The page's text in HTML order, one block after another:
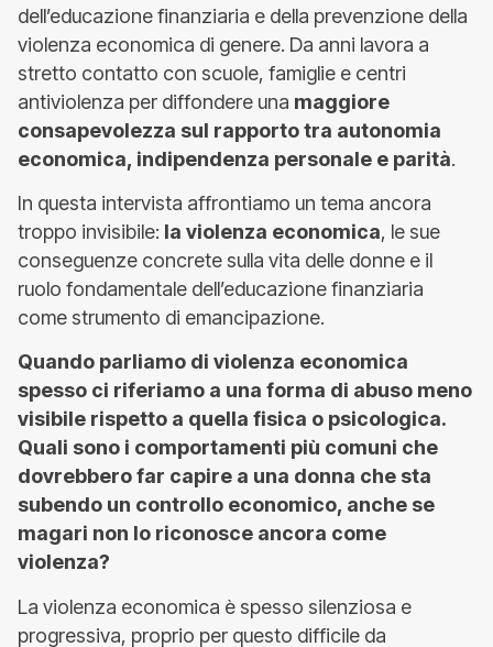
dell’educazione finanziaria e della prevenzione della
violenza economica di genere. Da anni lavora a
stretto contatto con scuole, famiglie e centri
antiviolenza per diffondere una maggiore
consapevolezza sul rapporto tra autonomia
economica, indipendenza personale e parità.
In questa intervista affrontiamo un tema ancora
troppo invisibile: la violenza economica, le sue
conseguenze concrete sulla vita delle donne e il
ruolo fondamentale dell’educazione finanziaria
come strumento di emancipazione.
Quando parliamo di violenza economica
spesso ci riferiamo a una forma di abuso meno
visibile rispetto a quella fisica o psicologica.
Quali sono i comportamenti più comuni che
dovrebbero far capire a una donna che sta
subendo un controllo economico, anche se
magari non lo riconosce ancora come
violenza?
La violenza economica è spesso silenziosa e
progressiva, proprio per questo difficile da